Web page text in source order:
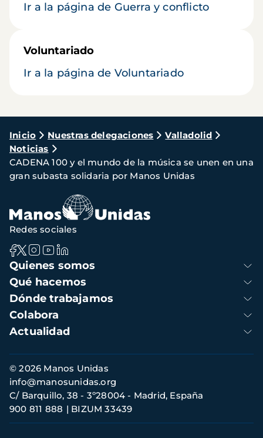
Ir a la página de Guerra y conflicto
Voluntariado
Ir a la página de Voluntariado
Ruta
de
navegación
Inicio Nuestras delegaciones
Valladolid
Noticias
CADENA 100 y el mundo de la música se unen en una
gran subasta solidaria por Manos Unidas
Navegación
principal
Quienes somos
Qué hacemos
Dónde trabajamos
Colabora
Actualidad
Redes sociales
Información
de
contacto
© 2026 Manos Unidas
C/ Barquillo, 38 - 3º28004 - Madrid, España
900 811 888
BIZUM 33439
info@manosunidas.org